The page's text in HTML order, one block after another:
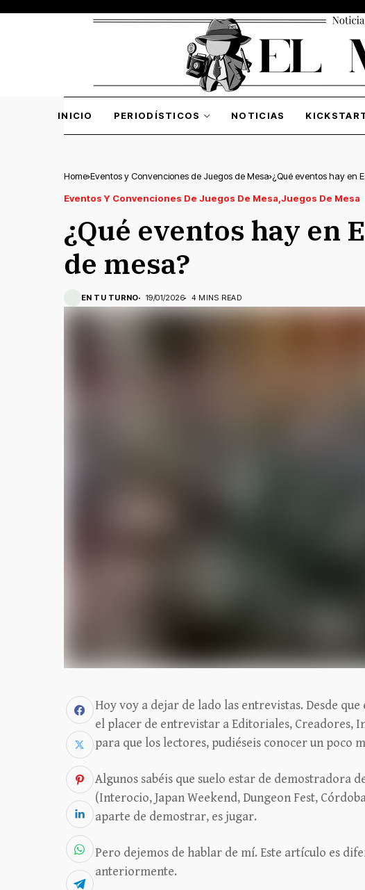
INICIO PERIODÍSTICOS NOTICIAS
Home Eventos y Convenciones de Juegos de Mesa ¿Qué eventos hay en
Eventos Y Convenciones De Juegos De Mesa Juegos De Mesa
¿Qué eventos hay en
de mesa?
EN TU TURNO 19/01/2026 4 MINS READ
Hoy voy a dejar de lado las entrevistas. Desde
el placer de entrevistar a Editoriales, Creadores,
para que los lectores, pudiéseis conocer un poco
Algunos sabéis que suelo estar de demostradora
(Interocio, Japan Weekend, Dungeon Fest,
aparte de demostrar, es jugar.
Pero dejemos de hablar de mí. Este artículo es
anteriormente.